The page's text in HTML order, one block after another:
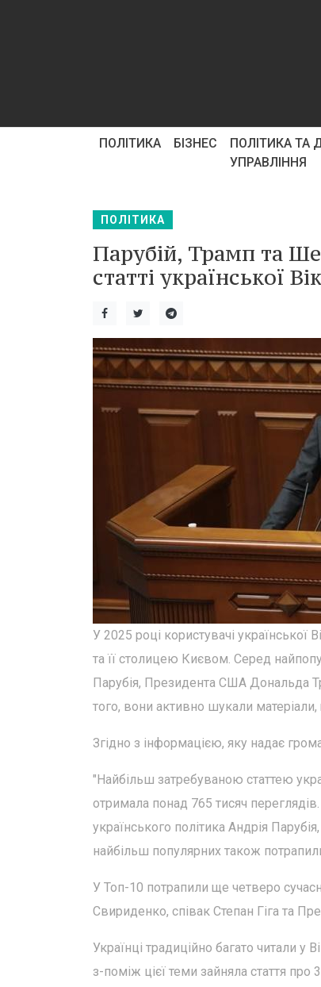
ПОЛІТИКА БІЗНЕС
ПОЛІТИКА ТА
УПРАВЛІННЯ
ПОЛІТИКА
Парубій, Трамп та
статті української
У 2025 році користувачі української
та її столицею Києвом. Серед
Парубія, Президента США Дональда
того, вони активно шукали
Згідно з інформацією, яку надає
"Найбільш затребуваною статтею
отримала понад 765 тисяч
українського політика Андрія
найбільш популярних також
У Топ-10 потрапили ще четверо
Свириденко, співак Степан Гіга та
Українці традиційно багато читали у
з-поміж цієї теми зайняла стаття